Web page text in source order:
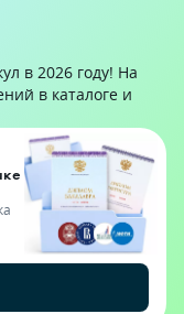
в 2026 году! На
в каталоге и